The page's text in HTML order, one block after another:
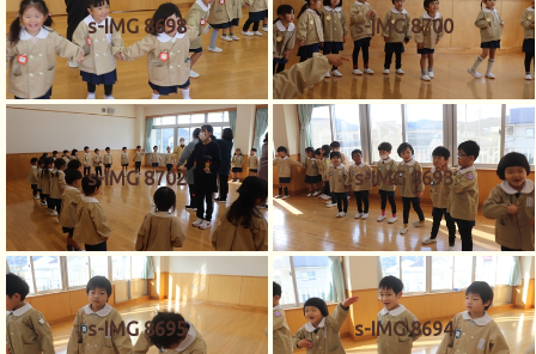
s-IMG 8698 s-IMG 8700
s-IMG 8702 s-IMG 8693
s-IMG 8695 s-IMG 8694